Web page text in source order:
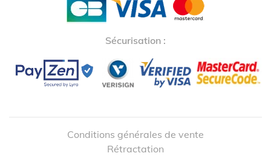
Sécurisation :
Conditions générales de vente
Rétractation